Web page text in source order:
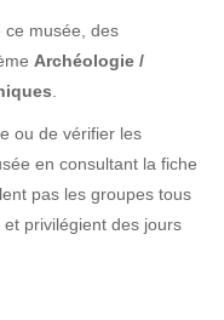
ce musée, des
Archéologie /
ou de vérifier les
en consultant la fiche
pas les groupes tous
privilégient des jours